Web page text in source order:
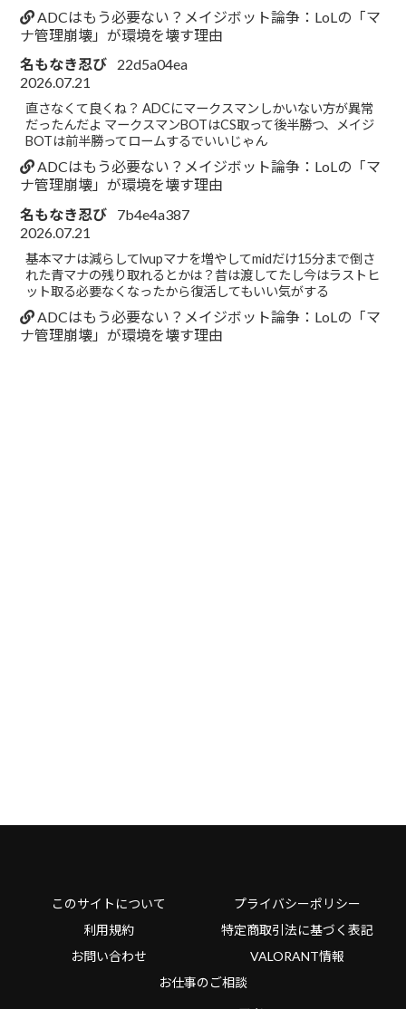
ADCはもう必要ない？メイジボット論争：LoLの「マ
ナ管理崩壊」が環境を壊す理由
名もなき忍び
22d5a04ea
2026.07.21
直さなくて良くね？ ADCにマークスマンしかいない方が異常
だったんだよ マークスマンBOTはCS取って後半勝つ、メイジ
BOTは前半勝ってロームするでいいじゃん
ADCはもう必要ない？メイジボット論争：LoLの「マ
ナ管理崩壊」が環境を壊す理由
名もなき忍び
7b4e4a387
2026.07.21
基本マナは減らしてlvupマナを増やしてmidだけ15分まで倒さ
れた青マナの残り取れるとかは？昔は渡してたし今はラストヒ
ット取る必要なくなったから復活してもいい気がする
ADCはもう必要ない？メイジボット論争：LoLの「マ
ナ管理崩壊」が環境を壊す理由
このサイトについて
プライバシーポリシー
利用規約
特定商取引法に基づく表記
お問い合わせ
VALORANT情報
お仕事のご相談